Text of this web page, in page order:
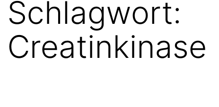
Schlagwort:
Creatinkinase